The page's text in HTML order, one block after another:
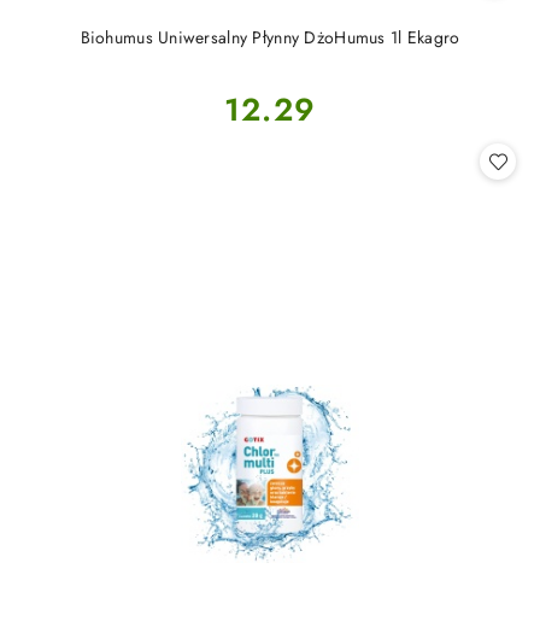
Biohumus Uniwersalny Płynny DżoHumus 1l Ekagro
Cena:
12.29